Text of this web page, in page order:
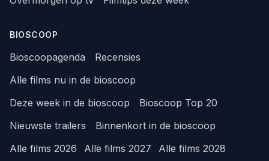
BIOSCOOP
Bioscoopagenda
Recensies
Alle films nu in de bioscoop
Deze week in de bioscoop
Bioscoop Top 20
Nieuwste trailers
Binnenkort in de bioscoop
Alle films 2026
Alle films 2027 Alle films 2028